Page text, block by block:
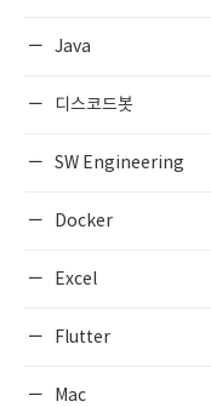
Java
디스코드봇
SW Engineering
Docker
Excel
Flutter
Mac